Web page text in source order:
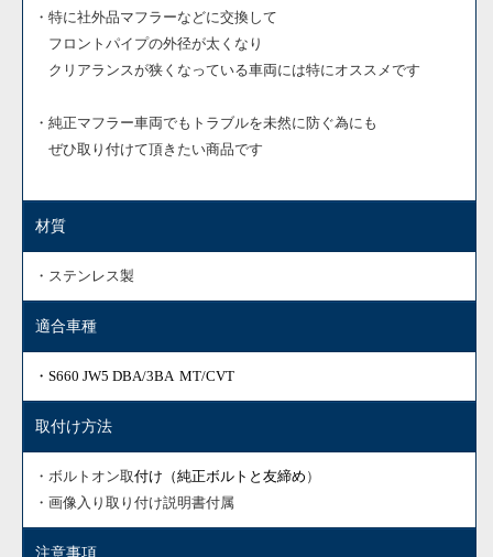
・特に社外品マフラーなどに交換して
フロントパイプの外径が太くなり
クリアランスが狭くなっている車両には特にオススメです
・純正マフラー車両でもトラブルを未然に防ぐ為にも
ぜひ取り付けて頂きたい商品です
材質
・ステンレス製
適合車種
・S660 JW5 DBA/3BA MT/CVT
取付け方法
・ボルトオン取付け（純正ボルトと友締め ）
・画像入り取り付け説明書付属
注意事項